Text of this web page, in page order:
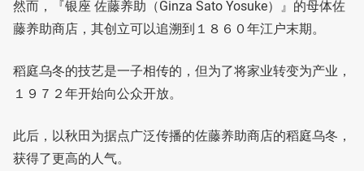
然而，『银座 佐藤养助（Ginza Sato Yosuke）』的母体佐
藤养助商店，其创立可以追溯到１８６０年江户末期。
稻庭乌冬的技艺是一子相传的，但为了将家业转变为产业，
１９７２年开始向公众开放。
此后，以秋田为据点广泛传播的佐藤养助商店的稻庭乌冬，
获得了更高的人气。